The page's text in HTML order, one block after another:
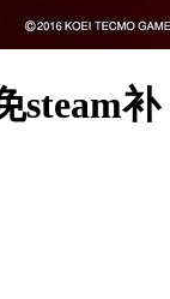
steam补